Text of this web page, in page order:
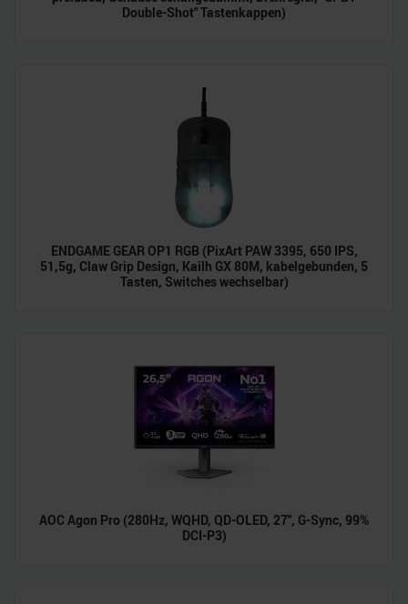
Double-Shot" Tastenkappen)
ENDGAME GEAR OP1 RGB (PixArt PAW 3395, 650 IPS,
51,5g, Claw Grip Design, Kailh GX 80M, kabelgebunden, 5
Tasten, Switches wechselbar)
AOC Agon Pro (280Hz, WQHD, QD-OLED, 27", G-Sync, 99%
DCI-P3)